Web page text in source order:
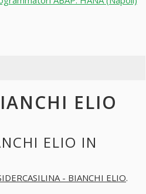
ELIO
ELIO IN
- BIANCHI ELIO.